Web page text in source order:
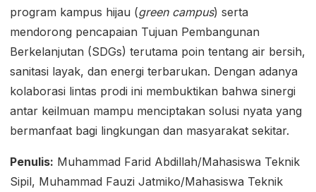
program kampus hijau (green campus) serta
mendorong pencapaian Tujuan Pembangunan
Berkelanjutan (SDGs) terutama poin tentang air bersih,
sanitasi layak, dan energi terbarukan. Dengan adanya
kolaborasi lintas prodi ini membuktikan bahwa sinergi
antar keilmuan mampu menciptakan solusi nyata yang
bermanfaat bagi lingkungan dan masyarakat sekitar.
Penulis: Muhammad Farid Abdillah/Mahasiswa Teknik
Sipil, Muhammad Fauzi Jatmiko/Mahasiswa Teknik